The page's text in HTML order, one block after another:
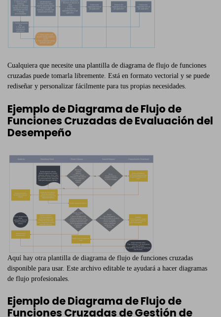
Cualquiera que necesite una plantilla de diagrama de flujo de funciones
cruzadas puede tomarla libremente. Está en formato vectorial y se puede
rediseñar y personalizar fácilmente para tus propias necesidades.
Ejemplo de Diagrama de Flujo de
Funciones Cruzadas de Evaluación del
Desempeño
Aquí hay otra plantilla de diagrama de flujo de funciones cruzadas
disponible para usar. Este archivo editable te ayudará a hacer diagramas
de flujo profesionales.
Ejemplo de Diagrama de Flujo de
Funciones Cruzadas de Gestión de